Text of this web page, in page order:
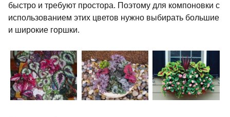
быстро и требуют простора. Поэтому для компоновки с
использованием этих цветов нужно выбирать большие
и широкие горшки.